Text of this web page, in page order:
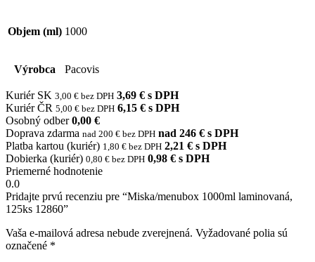
Objem (ml) 1000
Výrobca Pacovis
Kuriér SK 3,00 € bez DPH 3,69 € s DPH
Kuriér ČR 5,00 € bez DPH 6,15 € s DPH
Osobný odber 0,00 €
Doprava zdarma nad 200 € bez DPH nad 246 € s DPH
Platba kartou (kuriér) 1,80 € bez DPH 2,21 € s DPH
Dobierka (kuriér) 0,80 € bez DPH 0,98 € s DPH
Priemerné hodnotenie
0.0
Pridajte prvú recenziu pre “Miska/menubox 1000ml laminovaná,
125ks 12860”
Vaša e-mailová adresa nebude zverejnená. Vyžadované polia sú
označené *